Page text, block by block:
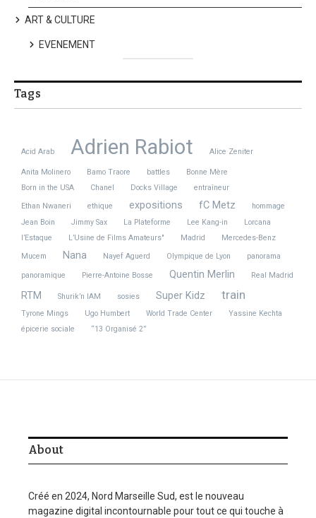
ART & CULTURE
EVENEMENT
Tags
Acid Arab Adrien Rabiot Alice Zeniter
Anita Molinero Bamo Traore battles
Bonne Mère
Born in the USA
Chanel Docks Village
entraîneur
Ethan Nwaneri
ethique expositions fC Metz
hommage
Jean Boin
Jimmy Sax La Plateforme Lee Kang-in
Lorcana
l’Estaque
L’Usine de Films Amateurs" Madrid
Mercedes-Benz
Mucem
Nana Nayef Aguerd Olympique de Lyon panorama
panoramique Pierre-Antoine Bosse Quentin Merlin Real Madrid
RTM Shurik’n IAM sosies Super Kidz train
Tyrone Mings Ugo Humbert World Trade Center
Yassine Kechta
épicerie sociale
“13 Organisé 2”
About
Créé en 2024, Nord Marseille Sud, est le nouveau
magazine digital incontournable pour tout ce qui touche à